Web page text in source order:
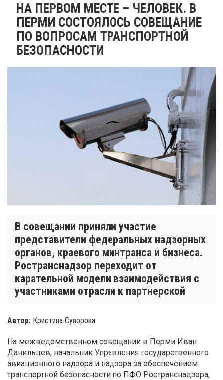
НА ПЕРВОМ МЕСТЕ – ЧЕЛОВЕК. В
ПЕРМИ СОСТОЯЛОСЬ СОВЕЩАНИЕ
ПО ВОПРОСАМ ТРАНСПОРТНОЙ
БЕЗОПАСНОСТИ
В совещании приняли участие
представители федеральных надзорных
органов, краевого минтранса и бизнеса.
Ространснадзор переходит от
карательной модели взаимодействия с
участниками отрасли к партнерской
Автор: Кристина Суворова
На межведомственном совещании в Перми Иван
Данильцев, начальник Управления государственного
авиационного надзора и надзора за обеспечением
транспортной безопасности по ПФО Ространснадзора,